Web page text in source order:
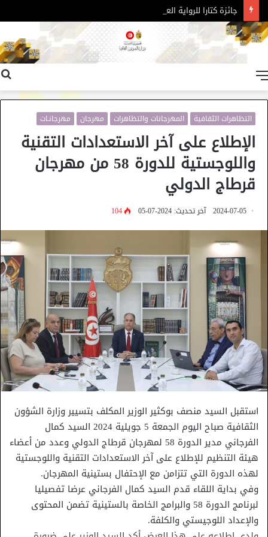
جائزة كتارا للرواية العربية – الدورة 11
التظاهرات الثقافية المهرجانات والتظاهرات مهرجان مهرجانـات
الإطلاع على آخر الاستعدادات التقنية
واللوجستية للدورة 58 من مهرجان
قرطاج الدولي
2024-07-05 آخر تحديث: 2024-07-05 104
استقبل السيد منصف بوكثير الوزير المكلف بتسيير وزارة الشؤون
الثقافية صباح اليوم الجمعة 5 جويلية 2024 السيد كمال
الفرجاني مدير الدورة 58 لمهرجان قرطاج الدولي وعدد من أعضاء
هيئة التنظيم للإطلاع على آخر الاستعدادات التقنية واللوجستية
لهذه الدورة التي تتزامن مع الإحتفال بستينية المهرجان.
وفي بداية اللقاء قدم السيد كمال الفرجاني عرضا تفصيليا
لبرنامج الدورة 58 والبرامج الخاصة بالستينية تضمن المحتوى
والإعداد اللوجيستي والكلفة.